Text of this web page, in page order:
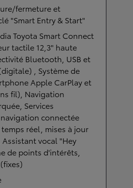
fermeture et
"Smart Entry & Start"
Toyota Smart Connect
tactile 12,3" haute
Bluetooth, USB et
, Système de
Apple CarPlay et
fil), Navigation
Services
connectée
réel, mises à jour
vocal "Hey
de points d'intérêts,